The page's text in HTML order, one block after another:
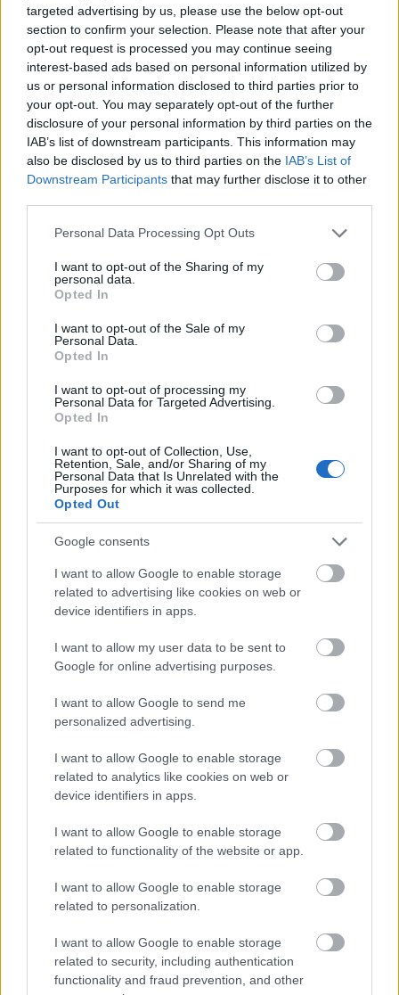
targeted advertising by us, please use the below opt-out
section to confirm your selection. Please note that after your
opt-out request is processed you may continue seeing
interest-based ads based on personal information utilized by
us or personal information disclosed to third parties prior to
your opt-out. You may separately opt-out of the further
disclosure of your personal information by third parties on the
IAB’s list of downstream participants. This information may
also be disclosed by us to third parties on the IAB’s List of
Downstream Participants that may further disclose it to other
Please note that this website/app uses one or more Google
not limited to your visit or usage behaviour. You may click to
grant or deny consent to Google and its third-party tags to
use your data for below specified purposes in below Google
consent section.
Personal Data Processing Opt Outs
I want to opt-out of the Sharing of my
personal data.
Opted In
I want to opt-out of the Sale of my
Personal Data.
Opted In
I want to opt-out of processing my
Personal Data for Targeted Advertising.
Opted In
I want to opt-out of Collection, Use,
Retention, Sale, and/or Sharing of my
Personal Data that Is Unrelated with the
Purposes for which it was collected.
Opted Out
Google consents
I want to allow Google to enable storage
related to advertising like cookies on web or
device identifiers in apps.
I want to allow my user data to be sent to
Google for online advertising purposes.
I want to allow Google to send me
personalized advertising.
I want to allow Google to enable storage
related to analytics like cookies on web or
device identifiers in apps.
I want to allow Google to enable storage
related to functionality of the website or app.
I want to allow Google to enable storage
related to personalization.
I want to allow Google to enable storage
related to security, including authentication
functionality and fraud prevention, and other
Az elfeledett mítoszok nyomában
Alexander McQueennel
gaborszakacs•2019. március 21.
A lüktető életerő és az arisztokratikus elegancia, a
keménység és az érzékenység mellett a férfias és a
nőies jegyek egyaránt felbukkantak az Alexander
2019-es tavaszi ready-to-wear darabjaihoz Sarah
Burton…
Múlt és jelen találkozása Givenchy
kollekciójában
Viktoriánus ihletésű, tollakkal és csipkével díszített
darabokat tervezett Riccardo Tisci a Givenchy
számára. A divatház 2017-es tavaszi-nyári couture
vette alapul, amelyhez modern szabászati
technikákat és látványos tervezői újításokat hívott…